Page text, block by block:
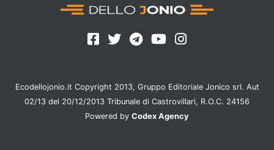
Ecodellojonio.it Copyright 2013, Gruppo Editoriale Jonico srl. Aut
02/13 del 20/12/2013 Tribunale di Castrovillari, R.O.C. 24156
Powered by Codex Agency